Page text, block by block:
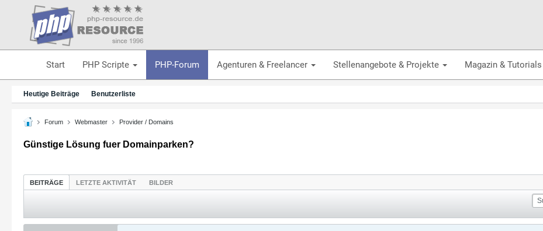
Start PHP Scripte PHP-Forum Agenturen & Freelancer Stellenangebote & Projekte Magazin & Tutorials
Heutige Beiträge Benutzerliste
Forum Webmaster Provider / Domains
Günstige Lösung fuer Domainparken?
BEITRÄGE LETZTE AKTIVITÄT BILDER